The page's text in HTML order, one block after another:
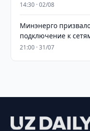
14:30 · 02/08
Минэнерго
подключение к
21:00 · 31/07